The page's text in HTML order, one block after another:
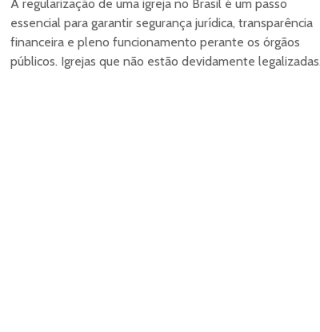
A regularização de uma igreja no Brasil é um passo
essencial para garantir segurança jurídica, transparência
financeira e pleno funcionamento perante os órgãos
públicos. Igrejas que não estão devidamente